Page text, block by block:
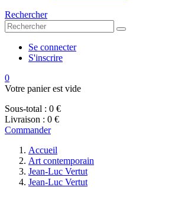
Rechercher
Se connecter
S'inscrire
0
Votre panier est vide
Sous-total : 0 €
Livraison : 0 €
Commander
Accueil
Art contemporain
Jean-Luc Vertut
Jean-Luc Vertut